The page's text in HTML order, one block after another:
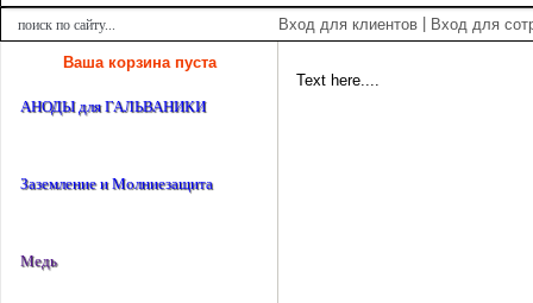
Вход для клиентов Вход для
Ваша корзина пуста
АНОДЫ для ГАЛЬВАНИКИ
Заземление и Молниезащита
Медь
Text here....